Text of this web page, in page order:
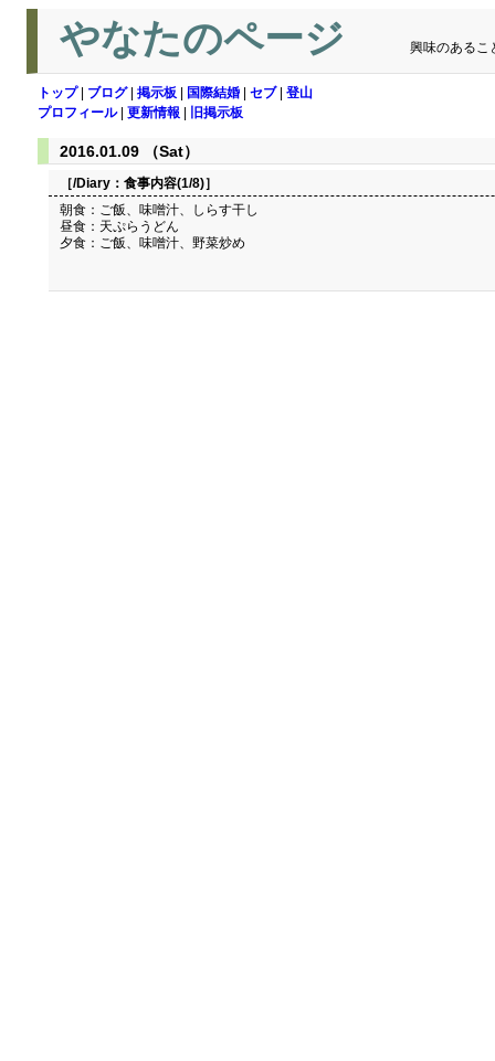
やなたのページ 興味のあるこ
トップ| ブログ| 掲示板 国際結婚 セブ| 登山
プロフィール| 更新情報 旧掲示板
2016.01.09 （Sat）
［/Diary： 食事内容(1/8)］
朝食：ご飯、味噌汁、しらす干し
昼食：天ぷらうどん
夕食：ご飯、味噌汁、野菜炒め